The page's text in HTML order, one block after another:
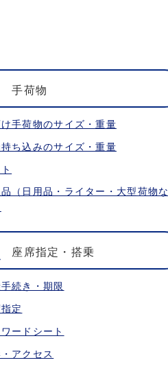
手荷物
手荷物のサイズ・重量
ち込みのサイズ・重量
（日用品・ライター・大型荷物な
座席指定・搭乗
続き・期限
定
ードシート
アクセス